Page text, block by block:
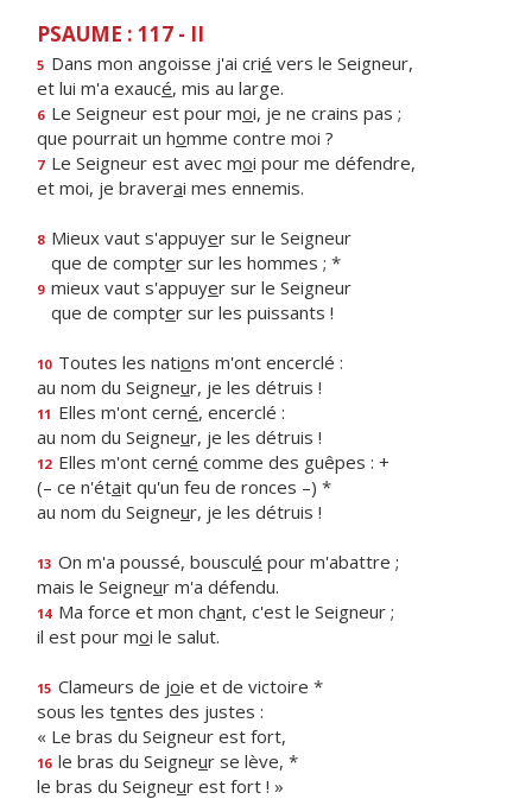
PSAUME : 117 - II
5 Dans mon angoisse j'ai crié vers le Seigneur,
et lui m'a exaucé, mis au large.
6 Le Seigneur est pour moi, je ne crains pas ;
que pourrait un homme contre moi ?
7 Le Seigneur est avec moi pour me défendre,
et moi, je braverai mes ennemis.
8 Mieux vaut s'appuyer sur le Seigneur
que de compter sur les hommes ; *
9 mieux vaut s'appuyer sur le Seigneur
que de compter sur les puissants !
10 Toutes les nations m'ont encerclé :
au nom du Seigneur, je les détruis !
11 Elles m'ont cerné, encerclé :
au nom du Seigneur, je les détruis !
12 Elles m'ont cerné comme des guêpes : +
(– ce n'était qu'un feu de ronces –) *
au nom du Seigneur, je les détruis !
13 On m'a poussé, bousculé pour m'abattre ;
mais le Seigneur m'a défendu.
14 Ma force et mon chant, c'est le Seigneur ;
il est pour moi le salut.
15 Clameurs de joie et de victoire *
sous les tentes des justes :
« Le bras du Seigneur est fort,
16 le bras du Seigneur se lève, *
le bras du Seigneur est fort ! »